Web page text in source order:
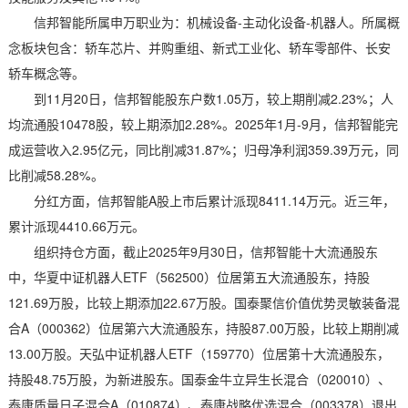
信邦智能所属申万职业为：机械设备-主动化设备-机器人。所属概
念板块包含：轿车芯片、并购重组、新式工业化、轿车零部件、长安
轿车概念等。
到11月20日，信邦智能股东户数1.05万，较上期削减2.23%；人
均流通股10478股，较上期添加2.28%。2025年1月-9月，信邦智能完
成运营收入2.95亿元，同比削减31.87%；归母净利润359.39万元，同
比削减58.28%。
分红方面，信邦智能A股上市后累计派现8411.14万元。近三年，
累计派现4410.66万元。
组织持仓方面，截止2025年9月30日，信邦智能十大流通股东
中，华夏中证机器人ETF（562500）位居第五大流通股东，持股
121.69万股，比较上期添加22.67万股。国泰聚信价值优势灵敏装备混
合A（000362）位居第六大流通股东，持股87.00万股，比较上期削减
13.00万股。天弘中证机器人ETF（159770）位居第十大流通股东，
持股48.75万股，为新进股东。国泰金牛立异生长混合（020010）、
泰康质量日子混合A（010874）、泰康战略优选混合（003378）退出